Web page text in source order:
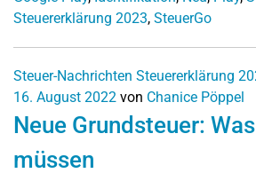
Steuererklärung 2023, SteuerGo
Steuer-Nachrichten Steuererklärung
16. August 2022 von Chanice Pöppel
Neue Grundsteuer:
müssen